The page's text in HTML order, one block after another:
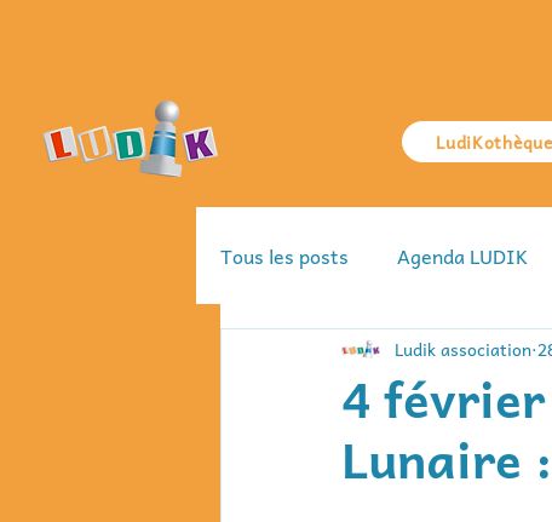
LudiKothèque
Tous les posts Agenda LUDIK
4
Lunaire
Ludik association